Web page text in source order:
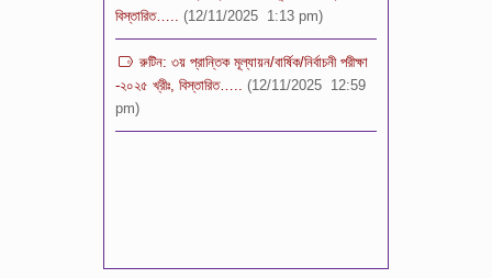
রুটিন: ৩য় প্রান্তিক মূল্যায়ন/বার্ষিক/নির্বাচনী পরীক্ষা
-২০২৫ খ্রীঃ, বিস্তারিত….. (12/11/2025 12:59
pm)